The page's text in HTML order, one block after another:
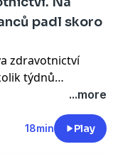
padl skoro
zdravotnictví
týdnů
na pracovních
za jakých k
přišla také
informace z
...more
18min Play